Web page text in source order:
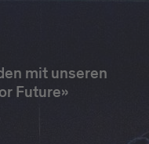
mit unseren
Future»